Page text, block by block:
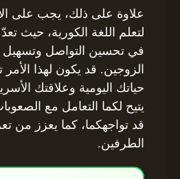
علاوة على ذلك، يجب على
لتعلم اللغة الكورية، حيث
في تحسين التواصل وتسهيل
الزوجين. قد يكون لهذا الأمر
حياتك اليومية وعلاقتك
يتيح لكما التعامل مع
قد تواجهكما، كما يعزز من
الطرفين.